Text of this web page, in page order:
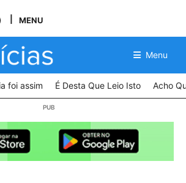
MENU
Menu
foi assim É Desta Que Leio Isto Acho